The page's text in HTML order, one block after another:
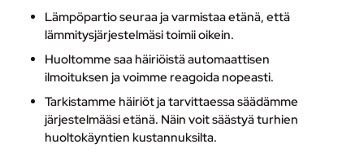
Lämpöpartio seuraa ja varmistaa etänä, että
lämmitysjärjestelmäsi toimii oikein.
Huoltomme saa häiriöistä automaattisen
ilmoituksen ja voimme reagoida nopeasti.
Tarkistamme häiriöt ja tarvittaessa säädämme
järjestelmääsi etänä. Näin voit säästyä turhien
huoltokäyntien kustannuksilta.